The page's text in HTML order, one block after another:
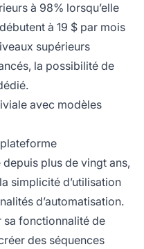
à 98% lorsqu’elle
à 19 $ par mois
supérieurs
la possibilité de
avec modèles
plus de vingt ans,
simplicité d’utilisation
d’automatisation.
sa fonctionnalité de
des séquences